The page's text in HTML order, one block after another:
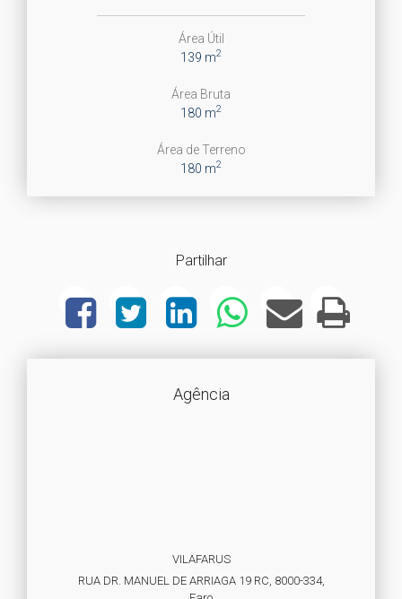
Área Útil
139 m2
Área Bruta
180 m2
Área de Terreno
180 m2
Partilhar
Agência
VILAFARUS
RUA DR. MANUEL DE ARRIAGA 19 RC, 8000-334,